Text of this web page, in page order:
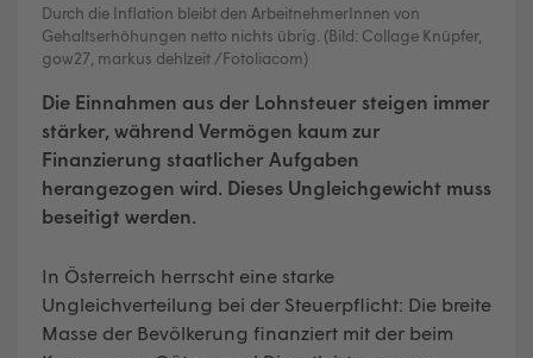
Durch die Inflation bleibt den ArbeitnehmerInnen von
Gehaltserhöhungen netto nichts übrig. (Bild: Collage Knüpfer,
gow27, markus dehlzeit /Fotoliacom)
Die Einnahmen aus der Lohnsteuer steigen immer
stärker, während Vermögen kaum zur
Finanzierung staatlicher Aufgaben
herangezogen wird. Dieses Ungleichgewicht muss
beseitigt werden.
In Österreich herrscht eine starke
Ungleichverteilung bei der Steuerpflicht: Die breite
Masse der Bevölkerung finanziert mit der beim